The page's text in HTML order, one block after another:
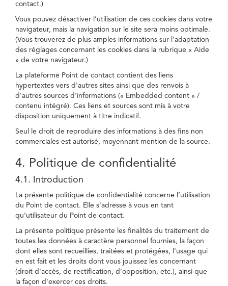
contact.)
Vous pouvez désactiver l’utilisation de ces cookies dans votre
navigateur, mais la navigation sur le site sera moins optimale.
(Vous trouverez de plus amples informations sur l’adaptation
des réglages concernant les cookies dans la rubrique « Aide
» de votre navigateur.)
La plateforme Point de contact contient des liens
hypertextes vers d'autres sites ainsi que des renvois à
d'autres sources d'informations (« Embedded content » /
contenu intégré). Ces liens et sources sont mis à votre
disposition uniquement à titre indicatif.
Seul le droit de reproduire des informations à des fins non
commerciales est autorisé, moyennant mention de la source.
4. Politique de confidentialité
4.1. Introduction
La présente politique de confidentialité concerne l’utilisation
du Point de contact. Elle s'adresse à vous en tant
qu’utilisateur du Point de contact.
La présente politique présente les finalités du traitement de
toutes les données à caractère personnel fournies, la façon
dont elles sont recueillies, traitées et protégées, l'usage qui
en est fait et les droits dont vous jouissez les concernant
(droit d'accès, de rectification, d’opposition, etc.), ainsi que
la façon d'exercer ces droits.